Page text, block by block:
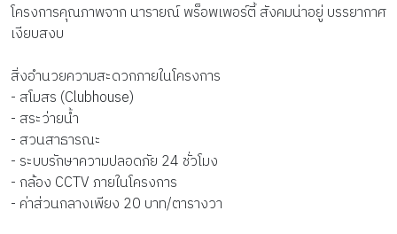
โครงการคุณภาพจาก นารายณ์ พร็อพเพอร์ตี้ สังคมน่าอยู่ บรรยากาศ
เงียบสงบ
สิ่งอำนวยความสะดวกภายในโครงการ
- สโมสร (Clubhouse)
- สระว่ายน้ำ
- สวนสาธารณะ
- ระบบรักษาความปลอดภัย 24 ชั่วโมง
- กล้อง CCTV ภายในโครงการ
- ค่าส่วนกลางเพียง 20 บาท/ตารางวา